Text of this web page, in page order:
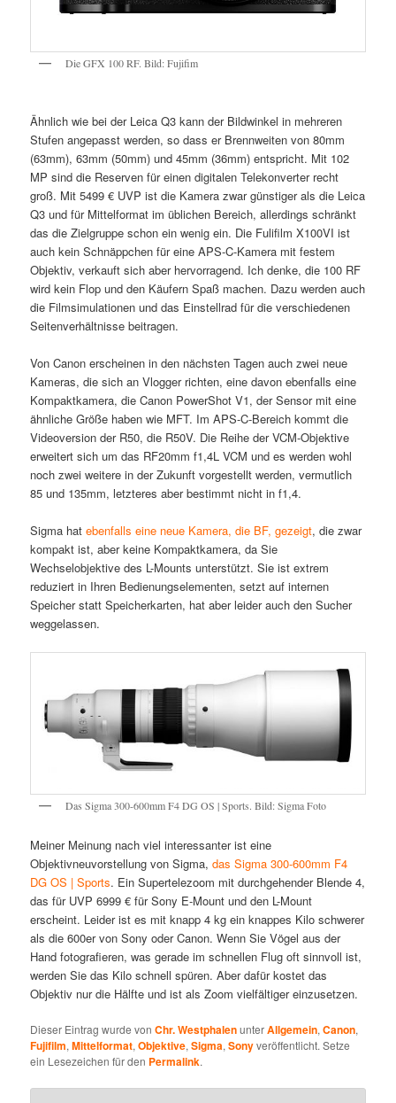
Die GFX 100 RF. Bild: Fujifim
Ähnlich wie bei der Leica Q3 kann der Bildwinkel in mehreren
Stufen angepasst werden, so dass er Brennweiten von 80mm
(63mm), 63mm (50mm) und 45mm (36mm) entspricht. Mit 102
MP sind die Reserven für einen digitalen Telekonverter recht
groß. Mit 5499 € UVP ist die Kamera zwar günstiger als die Leica
Q3 und für Mittelformat im üblichen Bereich, allerdings schränkt
das die Zielgruppe schon ein wenig ein. Die Fulifilm X100VI ist
auch kein Schnäppchen für eine APS-C-Kamera mit festem
Objektiv, verkauft sich aber hervorragend. Ich denke, die 100 RF
wird kein Flop und den Käufern Spaß machen. Dazu werden auch
die Filmsimulationen und das Einstellrad für die verschiedenen
Seitenverhältnisse beitragen.
Von Canon erscheinen in den nächsten Tagen auch zwei neue
Kameras, die sich an Vlogger richten, eine davon ebenfalls eine
Kompaktkamera, die Canon PowerShot V1, der Sensor mit eine
ähnliche Größe haben wie MFT. Im APS-C-Bereich kommt die
Videoversion der R50, die R50V. Die Reihe der VCM-Objektive
erweitert sich um das RF20mm f1,4L VCM und es werden wohl
noch zwei weitere in der Zukunft vorgestellt werden, vermutlich
85 und 135mm, letzteres aber bestimmt nicht in f1,4.
Sigma hatebenfalls eine neue Kamera, die BF, gezeigt, die zwar
kompakt ist, aber keine Kompaktkamera, da Sie
Wechselobjektive des L-Mounts unterstützt. Sie ist extrem
reduziert in Ihren Bedienungselementen, setzt auf internen
Speicher statt Speicherkarten, hat aber leider auch den Sucher
weggelassen.
Das Sigma 300-600mm F4 DG OS | Sports. Bild: Sigma Foto
Meiner Meinung nach viel interessanter ist eine
Objektivneuvorstellung von Sigma,das Sigma 300-600mm F4
DG OS | Sports. Ein Supertelezoom mit durchgehender Blende 4,
das für UVP 6999 € für Sony E-Mount und den L-Mount
erscheint. Leider ist es mit knapp 4 kg ein knappes Kilo schwerer
als die 600er von Sony oder Canon. Wenn Sie Vögel aus der
Hand fotografieren, was gerade im schnellen Flug oft sinnvoll ist,
werden Sie das Kilo schnell spüren. Aber dafür kostet das
Objektiv nur die Hälfte und ist als Zoom vielfältiger einzusetzen.
Dieser Eintrag wurde vonChr. WestphalenunterAllgemein,Canon,
Fujifilm,Mittelformat,Objektive,Sigma,Sonyveröffentlicht. Setze
ein Lesezeichen für den Permalink.